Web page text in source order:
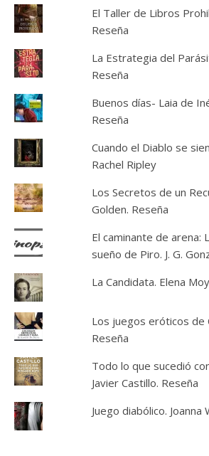
El Taller de Libros
Reseña
La Estrategia del
Reseña
Buenos días- Laia de
Reseña
Cuando el Diablo se
Rachel Ripley
Los Secretos de un
Golden. Reseña
El caminante de arena:
sueño de Piro. J. G.
La Candidata. Elena
Los juegos eróticos de
Reseña
Todo lo que sucedió
Javier Castillo. Reseña
Juego diabólico. Joanna